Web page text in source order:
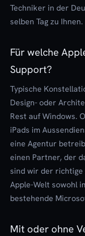
Techniker in der
selben Tag zu Ihnen.
Für welche
Support?
Typische
Design- oder
Rest auf Windows.
iPads im
eine Agentur
einen Partner, der
sind wir der
Apple-Welt sowohl
bestehende
Mit oder ohne